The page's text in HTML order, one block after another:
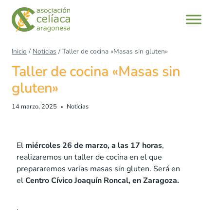
Inicio / Noticias / Taller de cocina «Masas sin gluten»
Taller de cocina «Masas sin
gluten»
14 marzo, 2025 Noticias
El miércoles 26 de marzo, a las 17 horas,
realizaremos un taller de cocina en el que
prepararemos varias masas sin gluten. Será en
elCentro Cívico Joaquín Roncal, en Zaragoza.
.